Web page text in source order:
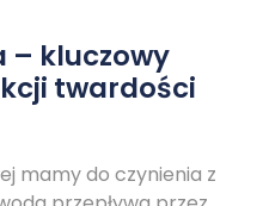
– kluczowy
twardości
mamy do czynienia z